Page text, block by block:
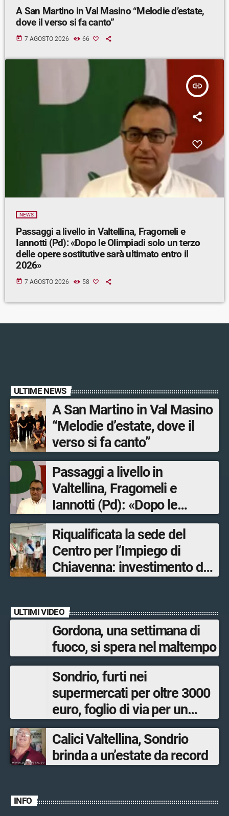
A San Martino in Val Masino “Melodie d’estate,
dove il verso si fa canto”
today 7 AGOSTO 2026 66
insert_link
NEWS
Passaggi a livello in Valtellina, Fragomeli e
Iannotti (Pd): «Dopo le Olimpiadi solo un terzo
delle opere sostitutive sarà ultimato entro il
2026»
today 7 AGOSTO 2026 58
ULTIME NEWS
A San Martino in Val Masino
“Melodie d’estate, dove il
verso si fa canto”
Passaggi a livello in
Valtellina, Fragomeli e
Iannotti (Pd): «Dopo le
Olimpiadi solo un terzo delle
opere sostitutive sarà
ultimato entro il 2026»
Riqualificata la sede del
Centro per l’Impiego di
Chiavenna: investimento da
ULTIMI VIDEO
Gordona, una settimana di
fuoco, si spera nel maltempo
Sondrio, furti nei
supermercati per oltre 3000
euro, foglio di via per un
ventinovenne
Calici Valtellina, Sondrio
brinda a un’estate da record
INFO